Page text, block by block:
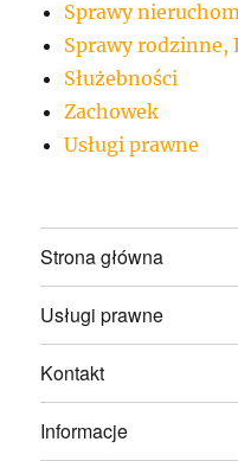
Sprawy
Sprawy rodzinne,
Służebności
Zachowek
Usługi prawne
Strona główna
Usługi prawne
Kontakt
Informacje